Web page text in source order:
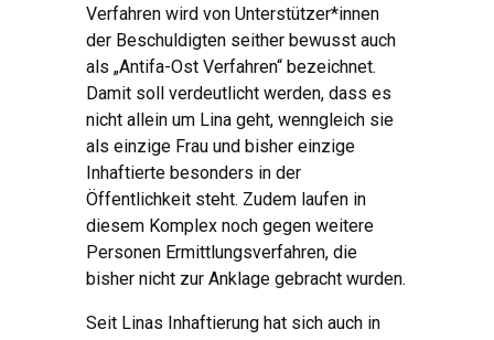
Verfahren wird von Unterstützer*innen
der Beschuldigten seither bewusst auch
als „Antifa-Ost Verfahren“ bezeichnet.
Damit soll verdeutlicht werden, dass es
nicht allein um Lina geht, wenngleich sie
als einzige Frau und bisher einzige
Inhaftierte besonders in der
Öffentlichkeit steht. Zudem laufen in
diesem Komplex noch gegen weitere
Personen Ermittlungsverfahren, die
bisher nicht zur Anklage gebracht wurden.
Seit Linas Inhaftierung hat sich auch in